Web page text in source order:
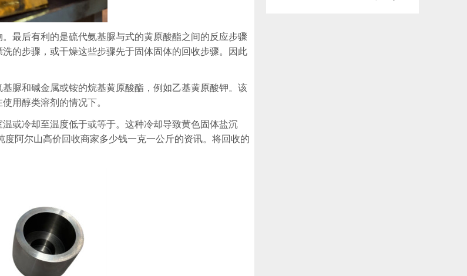
最后有利的是硫代氨基脲与式的黄原酸酯之间的反应步骤
的步骤，或干燥这些步骤先于固体固体的回收步骤。因此
脲和碱金属或铵的烷基黄原酸酯，例如乙基黄原酸钾。该
用醇类溶剂的情况下。
或冷却至温度低于或等于。这种冷却导致黄色固体盐沉
阿尔山高价回收商家多少钱一克一公斤的资讯。将回收的